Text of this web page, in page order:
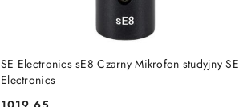
SE Electronics sE8 Czarny Mikrofon studyjny SE
Electronics
PRODUKT NIEDOSTĘPNY